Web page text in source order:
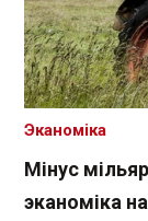
Мінус
эканоміка
Эканоміка